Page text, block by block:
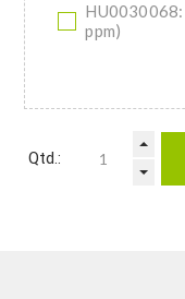
HU0030068:
ppm)
Qtd.: